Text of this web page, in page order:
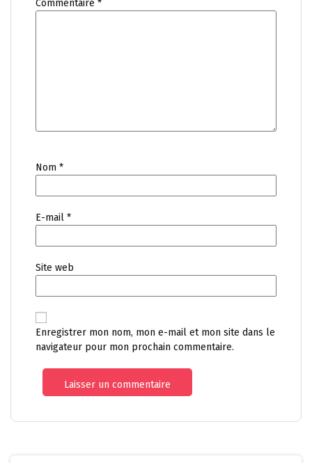
Commentaire *
Nom *
E-mail *
Site web
Enregistrer mon nom, mon e-mail et mon site dans le
navigateur pour mon prochain commentaire.